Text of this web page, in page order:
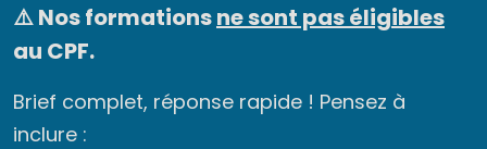
⚠️ Nos formationsne sont pas éligibles
au CPF.
Brief complet, réponse rapide ! Pensez à
inclure :